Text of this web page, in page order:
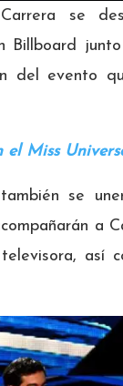
se
del evento
Miss
se
a
así